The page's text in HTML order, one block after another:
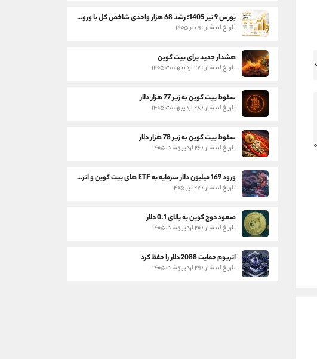
بورس 9 تیر 1405؛ رشد 68 هزار واحدی شاخص کل با ورود 3 همت پول حقیقی
تاریخ انتشار : ۹ تیر ۱۴۰۵
هشدار جدید برای بیت کوین
تاریخ انتشار : ۲۷ اردیبهشت ۱۴۰۵
سقوط بیت کوین به زیر 77 هزار دلار
تاریخ انتشار : ۲۸ اردیبهشت ۱۴۰۵
سقوط بیت کوین به زیر 78 هزار دلار
تاریخ انتشار : ۲۶ اردیبهشت ۱۴۰۵
ورود 169 میلیون دلار سرمایه به ETF های بیت کوین و اتریوم
تاریخ انتشار : ۲۷ تیر ۱۴۰۵
صعود دوج کوین به بالای 0.1 دلار
تاریخ انتشار : ۲۰ اردیبهشت ۱۴۰۵
اتریوم حمایت 2088 دلار را حفظ کرد
تاریخ انتشار : ۲۹ اردیبهشت ۱۴۰۵